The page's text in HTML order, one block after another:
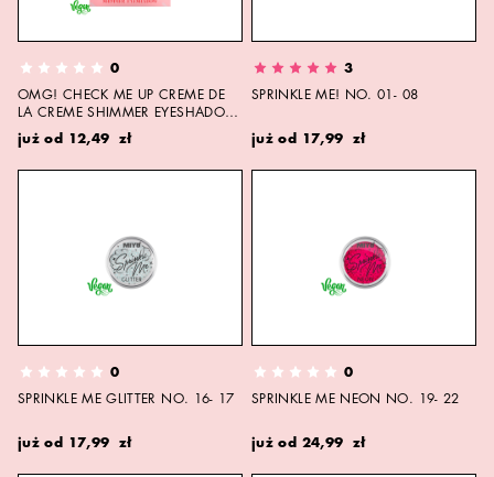
0
OMG! CHECK ME UP CREME DE
LA CREME SHIMMER EYESHADOW
NO. 23- 27
już od 12,49 zł
3
SPRINKLE ME! NO. 01- 08
już od 17,99 zł
0
SPRINKLE ME GLITTER NO. 16- 17
już od 17,99 zł
0
SPRINKLE ME NEON NO. 19- 22
już od 24,99 zł